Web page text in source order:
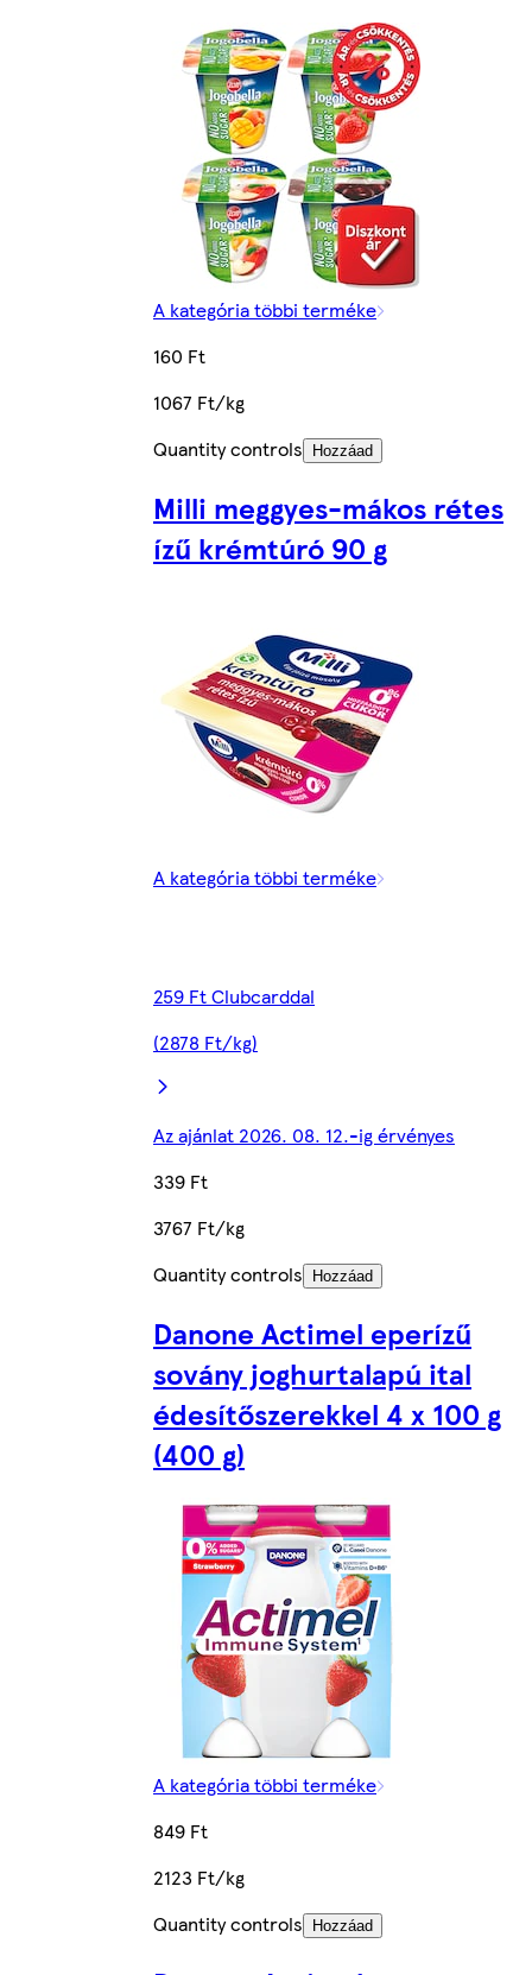
A kategória többi terméke
160 Ft
1067 Ft/kg
Quantity controls
Hozzáad
Milli meggyes-mákos rétes
ízű krémtúró 90 g
A kategória többi terméke
259 Ft Clubcarddal
(2878 Ft/kg)
Az ajánlat 2026. 08. 12.-ig érvényes
339 Ft
3767 Ft/kg
Quantity controls
Hozzáad
Danone Actimel eperízű
sovány joghurtalapú ital
édesítőszerekkel 4 x 100 g
(400 g)
A kategória többi terméke
849 Ft
2123 Ft/kg
Quantity controls
Hozzáad